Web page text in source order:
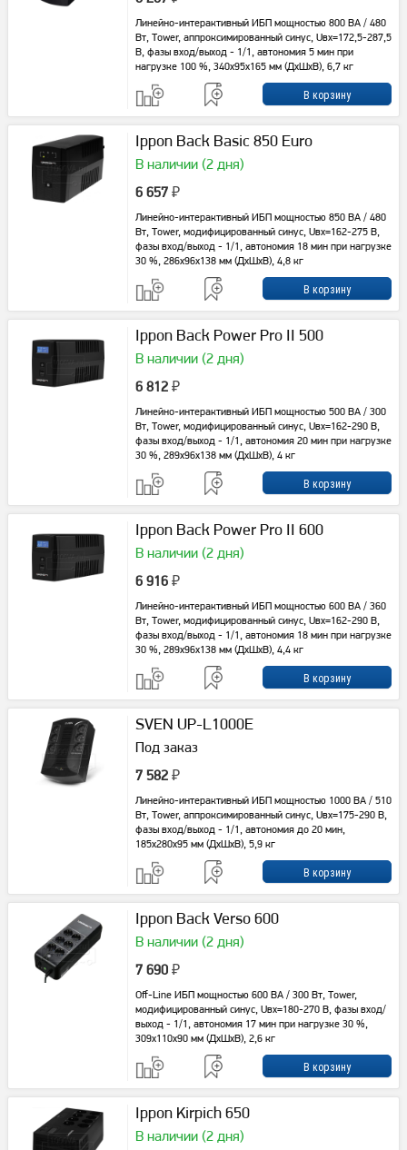
Линейно-интерактивный ИБП мощностью 800 ВА / 480
Вт, Tower, аппроксимированный синус, Uвх=172,5-287,5
В, фазы вход/выход - 1/1, автономия 5 мин при
нагрузке 100 %, 340x95x165 мм (ДхШхВ), 6,7 кг
Ippon Back Basic 850 Euro
В наличии (2 дня)
6 657 ₽
Линейно-интерактивный ИБП мощностью 850 ВА / 480
Вт, Tower, модифицированный синус, Uвх=162-275 В,
фазы вход/выход - 1/1, автономия 18 мин при нагрузке
30 %, 286х96х138 мм (ДхШхВ), 4,8 кг
Ippon Back Power Pro II 500
В наличии (2 дня)
6 812 ₽
Линейно-интерактивный ИБП мощностью 500 ВА / 300
Вт, Tower, модифицированный синус, Uвх=162-290 В,
фазы вход/выход - 1/1, автономия 20 мин при нагрузке
30 %, 289х96х138 мм (ДхШхВ), 4 кг
Ippon Back Power Pro II 600
В наличии (2 дня)
6 916 ₽
Линейно-интерактивный ИБП мощностью 600 ВА / 360
Вт, Tower, модифицированный синус, Uвх=162-290 В,
фазы вход/выход - 1/1, автономия 18 мин при нагрузке
30 %, 289х96х138 мм (ДхШхВ), 4,4 кг
SVEN UP-L1000E
Под заказ
7 582 ₽
Линейно-интерактивный ИБП мощностью 1000 ВА / 510
Вт, Tower, аппроксимированный синус, Uвх=175-290 В,
фазы вход/выход - 1/1, автономия до 20 мин,
185x280x95 мм (ДхШхВ), 5,9 кг
Ippon Back Verso 600
В наличии (2 дня)
7 690 ₽
Off-Line ИБП мощностью 600 ВА / 300 Вт, Tower,
модифицированный синус, Uвх=180-270 В, фазы вход/
выход - 1/1, автономия 17 мин при нагрузке 30 %,
309х110х90 мм (ДхШхВ), 2,6 кг
Ippon Kirpich 650
В наличии (2 дня)